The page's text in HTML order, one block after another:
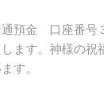
預金 口座番号
ます。神様の祝
す。